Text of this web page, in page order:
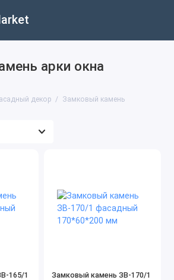
арки окна
декор Замковый камень
165/1
Замковый камень ЗВ-170/1